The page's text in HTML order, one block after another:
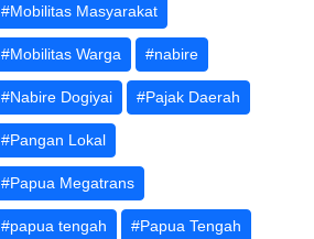
#Mobilitas Masyarakat
#Mobilitas Warga #nabire
#Nabire Dogiyai #Pajak Daerah
#Pangan Lokal
#Papua Megatrans
#papua tengah #Papua Tengah